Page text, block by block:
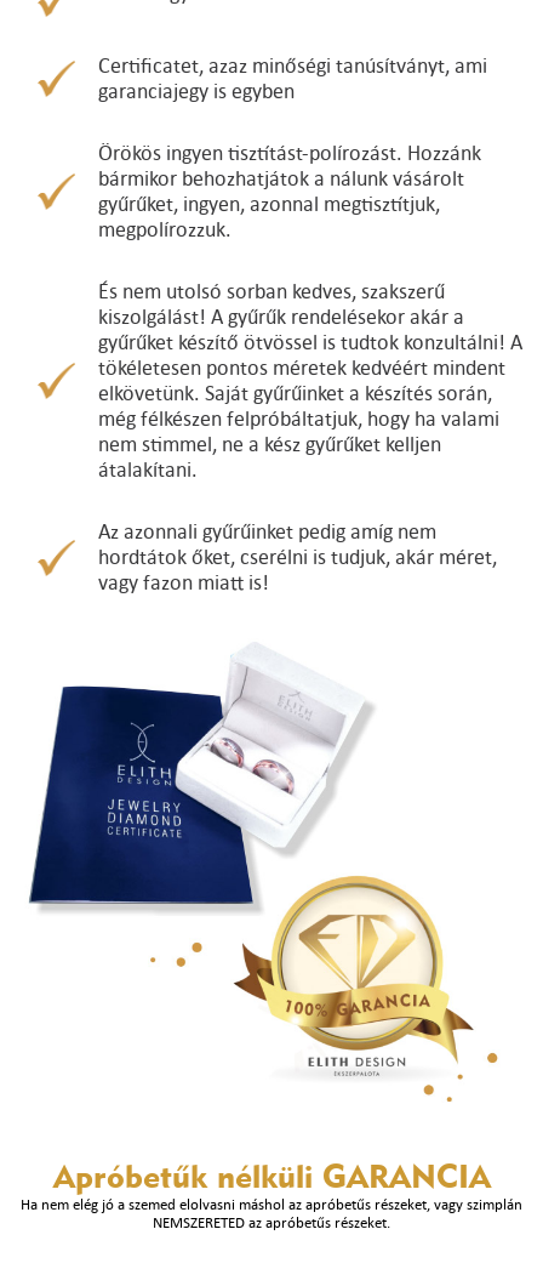
Certificatet, azaz minőségi tanúsítványt, ami
garanciajegy is egyben
Örökös ingyen tisztítást-polírozást. Hozzánk
bármikor behozhatjátok a nálunk vásárolt
gyűrűket, ingyen, azonnal megtisztítjuk,
megpolírozzuk.
És nem utolsó sorban kedves, szakszerű
kiszolgálást! A gyűrűk rendelésekor akár a
gyűrűket készítő ötvössel is tudtok konzultálni! A
tökéletesen pontos méretek kedvéért mindent
elkövetünk. Saját gyűrűinket a készítés során,
még félkészen felpróbáltatjuk, hogy ha valami
nem stimmel, ne a kész gyűrűket kelljen
átalakítani.
Az azonnali gyűrűinket pedig amíg nem
hordtátok őket, cserélni is tudjuk, akár méret,
vagy fazon miatt is!
Apróbetűk nélküli GARANCIA
Ha nem elég jó a szemed elolvasni máshol az apróbetűs részeket, vagy szimplán
NEMSZERETED az apróbetűs részeket.